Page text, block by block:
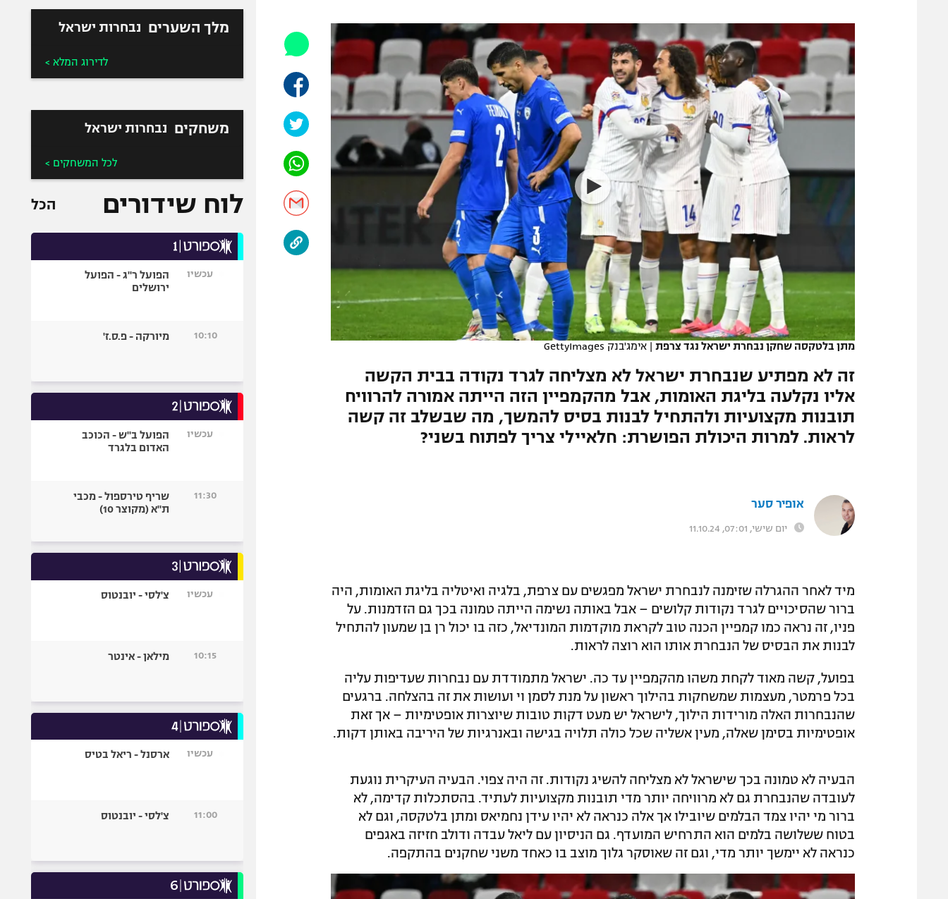
תקנון עבור פעילות אלקטרה
תקנון עבור פעילות ספורט 1 – "מרלן"
מדיניות פרטיות
רשיון להקרנה פומבית לבית עסק
הצטרפות לחבילת הערוצים
המגזין
הפועל תל אביב
הפועל חיפה
הפועל באר שבע
מכבי נתניה
בני יהודה
ליגה סינית
ליגה ברזילאית
ליגות נוספות
אופניים
בייסבול MLB
ספורט אתגרי
אומנויות לחימה
מתן בלטקסה שחקן נבחרת ישראל נגד צרפת | אימג'בנק GettyImages
זה לא מפתיע שנבחרת ישראל לא מצליחה לגרד נקודה בבית הקשה
אליו נקלעה בליגת האומות, אבל מהקמפיין הזה הייתה אמורה להרוויח
תובנות מקצועיות ולהתחיל לבנות בסיס להמשך, מה שבשלב זה קשה
לראות. למרות היכולת הפושרת: חלאיילי צריך לפתוח בשני?
אופיר סער
יום שישי, 07:01, 11.10.24
מיד לאחר ההגרלה שזימנה לנבחרת ישראל מפגשים עם צרפת, בלגיה ואיטליה בליגת האומות, היה
ברור שהסיכויים לגרד נקודות קלושים – אבל באותה נשימה הייתה טמונה בכך גם הזדמנות. על
פניו, זה נראה כמו קמפיין הכנה טוב לקראת מוקדמות המונדיאל, כזה בו יכול רן בן שמעון להתחיל
לבנות את הבסיס של הנבחרת אותו הוא רוצה לראות.
בפועל, קשה מאוד לקחת משהו מהקמפיין עד כה. ישראל מתמודדת עם נבחרות שעדיפות עליה
בכל פרמטר, מעצמות שמשחקות בהילוך ראשון על מנת לסמן וי ועושות את זה בהצלחה. ברגעים
שהנבחרות האלה מורידות הילוך, לישראל יש מעט דקות טובות שיוצרות אופטימיות – אך זאת
אופטימיות בסימן שאלה, מעין אשליה שכל כולה תלויה בגישה ובאנרגיות של היריבה באותן דקות.
הבעיה לא טמונה בכך שישראל לא מצליחה להשיג נקודות. זה היה צפוי. הבעיה העיקרית נוגעת
לעובדה שהנבחרת גם לא מרוויחה יותר מדי תובנות מקצועיות לעתיד. בהסתכלות קדימה, לא
ברור מי יהיו צמד הבלמים שיובילו אך אלה כנראה לא יהיו עידן נחמיאס ומתן בלטקסה, וגם לא
בטוח ששלושה בלמים הוא התרחיש המועדף. גם הניסיון עם ליאל עבדה ודולב חזיזה באגפים
כנראה לא יימשך יותר מדי, וגם זה שאוסקר גלוך מוצב בו כאחד משני שחקנים בהתקפה.
מלך השערים נבחרות ישראל
לדירוג המלא >
משחקים נבחרות ישראל
לכל המשחקים >
לוח שידורים הכל
עכשיו
הפועל ר"ג - הפועל
ירושלים
10:10 מיורקה - פ.ס.ז'
עכשיו
הפועל ב"ש - הכוכב
האדום בלגרד
11:30
שריף טירספול - מכבי
ת"א (מקוצר 10)
עכשיו צ'לסי - יובנטוס
10:15 מילאן - אינטר
עכשיו ארסנל - ריאל בטיס
11:00 צ'לסי - יובנטוס